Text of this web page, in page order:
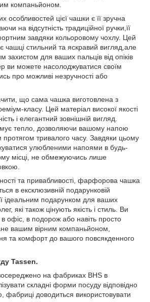
компаньйоном.
особливостей цієї чашки є її зручна
на відсутність традиційної ручки,її
завдяки кольоровому чохлу. Цей
стильний та яскравий вигляд,але
захистом для ваших пальців від опіків
ви можете насолоджуватися своїм
про можливі незручності або
що сама чашка виготовлена з
класу. Цей матеріал високої якості
і елегантний зовнішній вигляд.
тепло, дозволяючи вашому напою
тривалого часу. Завдяки цьому
улюбленими напоями в будь-
місці, не обмежуючись лише
та привабливості, фарфорова чашка
в ексклюзивній подарунковій
ідеальним подарунком для ваших
які також цінують якість і стиль. Ви
в офіс, в подорож або навіть просто
вашим вірним компаньйоном,
та комфорт до вашого повсякденного
Tassen.
на фабриках BHS в
складні форми посуду відповідно
фабриці доводиться використовувати